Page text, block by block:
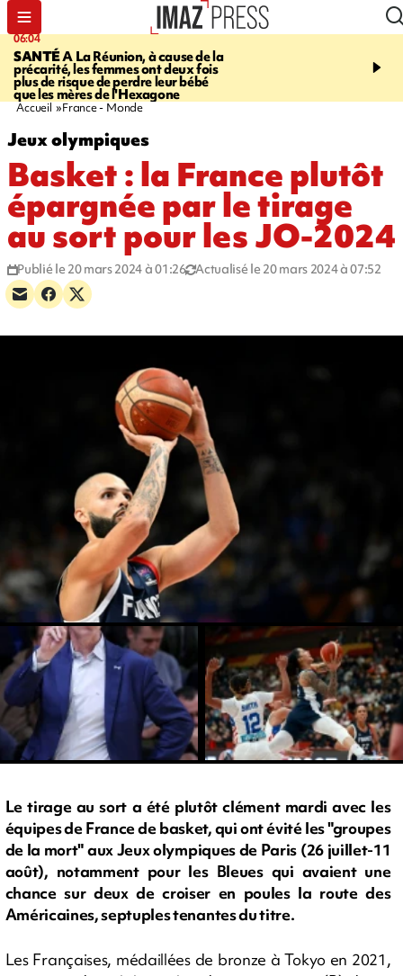
06:04
SANTÉA La Réunion, à cause de la
précarité, les femmes ont deux fois
plus de risque de perdre leur bébé
que les mères de l'Hexagone
07:23
route du Littoral
Accueil France - Monde
Jeux olympiques
Basket : la France plutôt
épargnée par le tirage
au sort pour les JO-2024
Publié le 20 mars 2024 à 01:26 Actualisé le 20 mars 2024 à 07:52
Le tirage au sort a été plutôt clément mardi avec les
équipes de France de basket, qui ont évité les "groupes
de la mort" aux Jeux olympiques de Paris (26 juillet-11
août), notamment pour les Bleues qui avaient une
chance sur deux de croiser en poules la route des
Américaines, septuples tenantes du titre.
Les Françaises, médaillées de bronze à Tokyo en 2021,